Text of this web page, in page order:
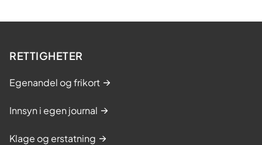
RETTIGHETER
Egenandel og frikort
Innsyn i egen journal
Klage og erstatning